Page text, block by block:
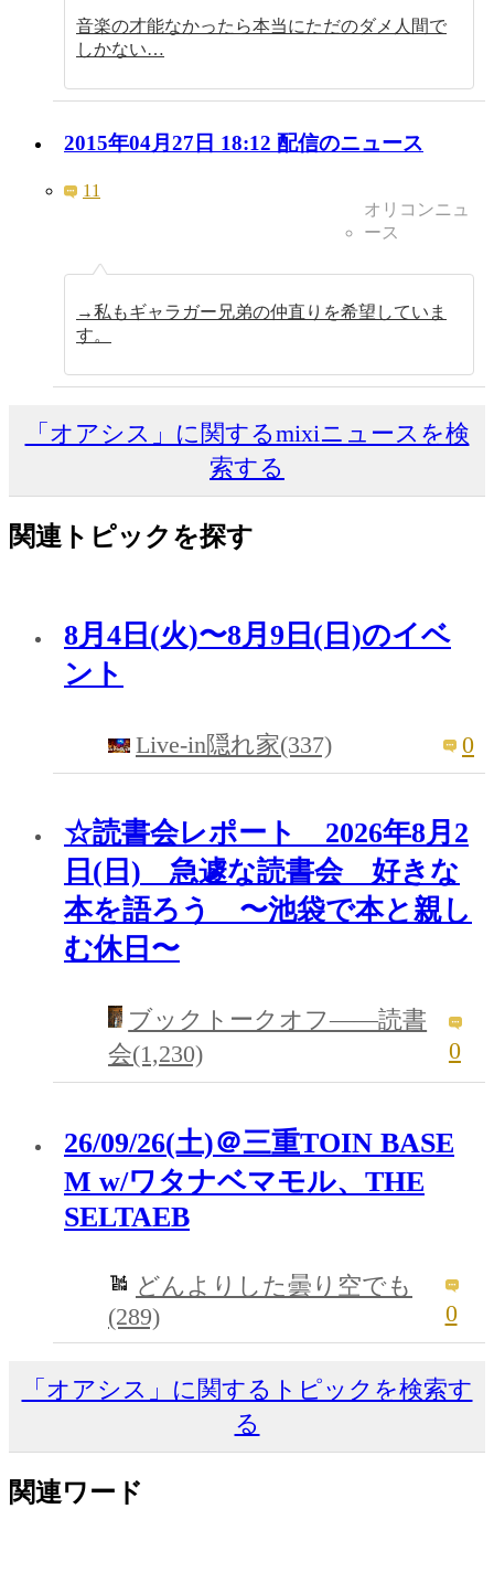
音楽の才能なかったら本当にただのダメ人間で
しかない…
2015年04月27日 18:12 配信のニュース
11
オリコンニュ
ース
→私もギャラガー兄弟の仲直りを希望していま
す。
「オアシス」に関するmixiニュースを検
索する
関連トピックを探す
8月4日(火)〜8月9日(日)のイベ
ント
Live-in隠れ家(337) 0
☆読書会レポート 2026年8月2
日(日) 急遽な読書会 好きな
本を語ろう 〜池袋で本と親し
む休日〜
ブックトークオフ――読書
会(1,230)
0
26/09/26(土)＠三重TOIN BASE
M w/ワタナベマモル、THE
SELTAEB
どんよりした曇り空でも
(289)
0
「オアシス」に関するトピックを検索す
る
関連ワード